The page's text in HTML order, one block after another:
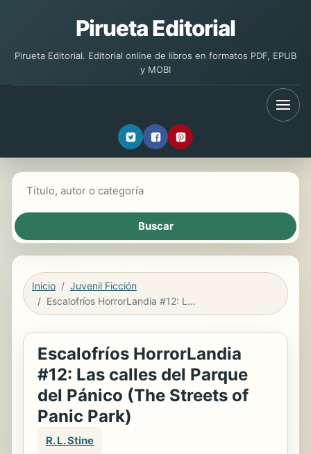
Pirueta Editorial
Pirueta Editorial. Editorial online de libros en formatos PDF, EPUB
y MOBI
Inicio
Juvenil Ficción
Escalofríos HorrorLandia #12: Las calles del Parque del Pánico (The Streets of Panic Park)
Escalofríos HorrorLandia
#12: Las calles del Parque
del Pánico (The Streets of
Panic Park)
R. L. Stine